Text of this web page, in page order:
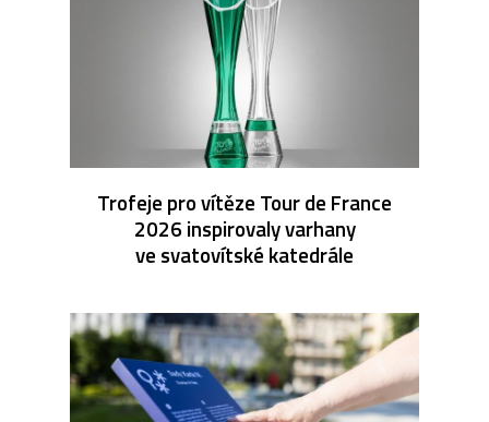
Trofeje pro vítěze Tour de France
2026 inspirovaly varhany
ve svatovítské katedrále